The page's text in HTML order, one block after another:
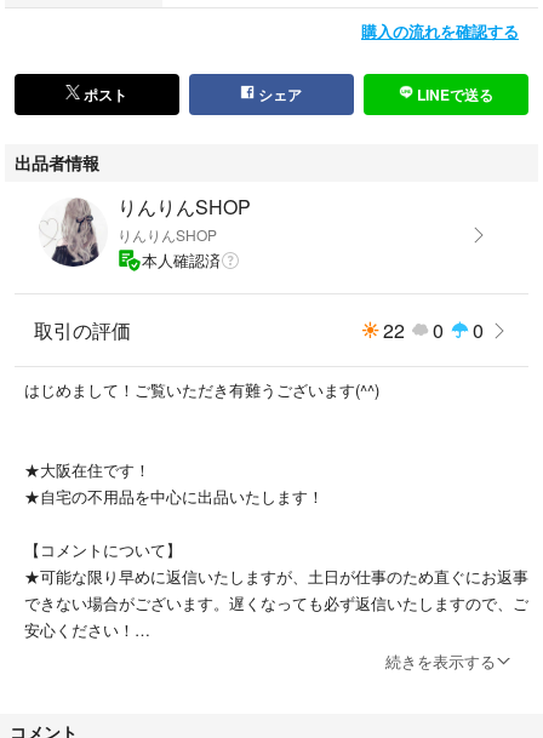
別布（パイル）：レーヨン 100％
別布（グランド）：ポリエステル 100％
●検索ワード
コムデギャルソン tricot ギャルソン ウールジャケット ベロア 切替 ブラッ
ク アウター レディース 変形ジャケット デザイン系 モード系 ショートジ
ャケット 羽織り 秋冬 90s 00s カーディガン風 個性派 シンプル 黒 トップ
購入の流れを確認する
ポスト シェア LINEで送る
出品者情報
りんりんSHOP
りんりんSHOP
本人確認済
取引の評価 22 0 0
はじめまして！ご覧いただき有難うございます(^^)
★大阪在住です！
★自宅の不用品を中心に出品いたします！
【コメントについて】
★可能な限り早めに返信いたしますが、土日が仕事のため直ぐにお返事
できない場合がございます。遅くなっても必ず返信いたしますので、ご
安心ください！
★大幅な値引きは対応いたしかねますが、お気持ち程度でしたら可能な
続きを表示する
コメント